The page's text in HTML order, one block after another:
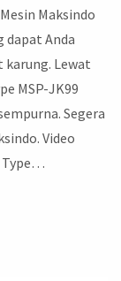
Maksindo
dapat Anda
Lewat
MSP-JK99
Segera
Video
Type…